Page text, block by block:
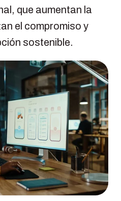
que aumentan la
el compromiso y
sostenible.